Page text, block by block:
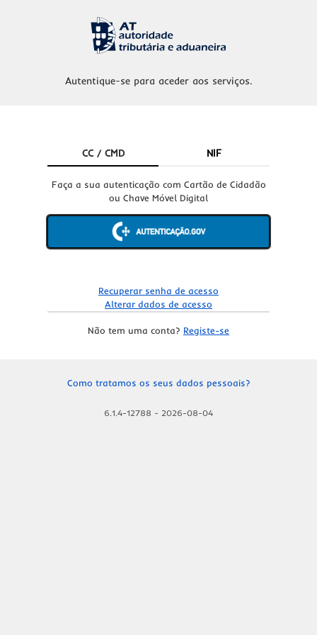
Autentique-se para aceder aos serviços.
CC / CMD NIF
Faça a sua autenticação com Cartão de Cidadão
ou Chave Móvel Digital
Recuperar senha de acesso
Alterar dados de acesso
Não tem uma conta? Registe-se
Como tratamos os seus dados pessoais?
6.1.4-12788 - 2026-08-04